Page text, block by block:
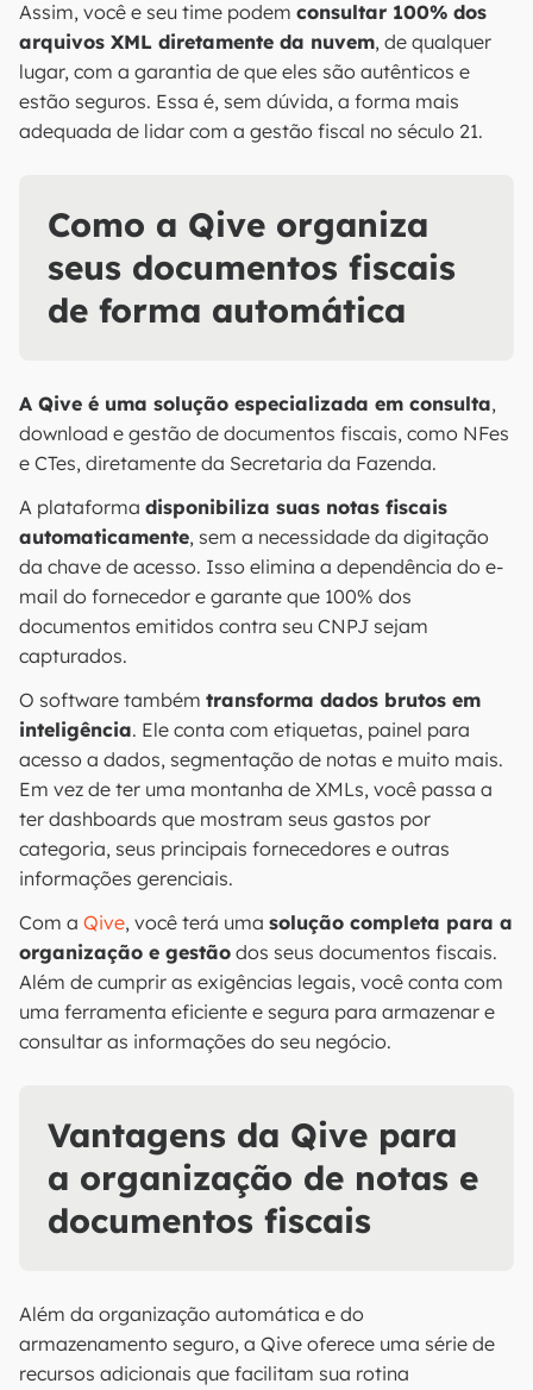
Assim, você e seu time podem consultar 100% dos
arquivos XML diretamente da nuvem, de qualquer
lugar, com a garantia de que eles são autênticos e
estão seguros. Essa é, sem dúvida, a forma mais
adequada de lidar com a gestão fiscal no século 21.
Como a Qive organiza
seus documentos fiscais
de forma automática
A Qive é uma solução especializada em consulta,
download e gestão de documentos fiscais, como NFes
e CTes, diretamente da Secretaria da Fazenda.
A plataforma disponibiliza suas notas fiscais
automaticamente, sem a necessidade da digitação
da chave de acesso. Isso elimina a dependência do e-
mail do fornecedor e garante que 100% dos
documentos emitidos contra seu CNPJ sejam
capturados.
O software também transforma dados brutos em
inteligência. Ele conta com etiquetas, painel para
acesso a dados, segmentação de notas e muito mais.
Em vez de ter uma montanha de XMLs, você passa a
ter dashboards que mostram seus gastos por
categoria, seus principais fornecedores e outras
informações gerenciais.
Com a Qive, você terá uma solução completa para a
organização e gestão dos seus documentos fiscais.
Além de cumprir as exigências legais, você conta com
uma ferramenta eficiente e segura para armazenar e
consultar as informações do seu negócio.
Vantagens da Qive para
a organização de notas e
documentos fiscais
Além da organização automática e do
armazenamento seguro, a Qive oferece uma série de
recursos adicionais que facilitam sua rotina